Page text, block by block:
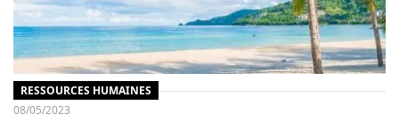
RESSOURCES HUMAINES
08/05/2023